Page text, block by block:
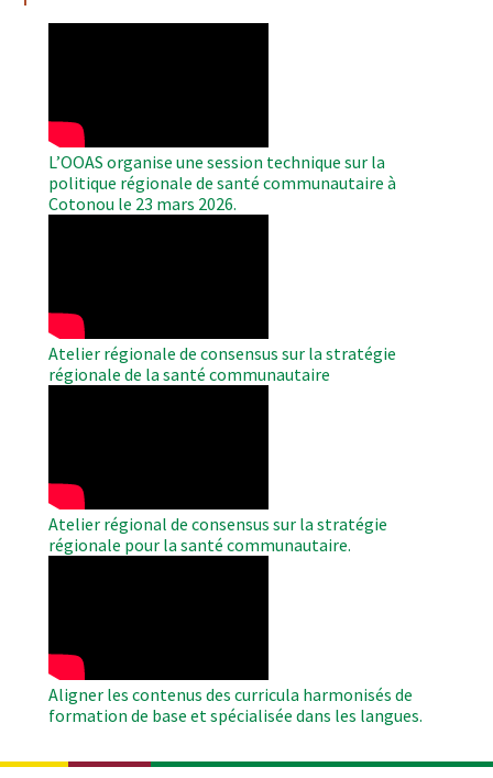
L’OOAS organise une session technique sur la
politique régionale de santé communautaire à
Cotonou le 23 mars 2026.
Atelier régionale de consensus sur la stratégie
régionale de la santé communautaire
Atelier régional de consensus sur la stratégie
régionale pour la santé communautaire.
Aligner les contenus des curricula harmonisés de
formation de base et spécialisée dans les langues.